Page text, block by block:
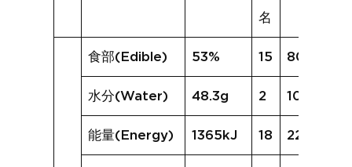
名
食部(Edible) 53% 15 80%
水分(Water) 48.3g 2 10.4g
能量(Energy) 1365kJ 18 2237kJ